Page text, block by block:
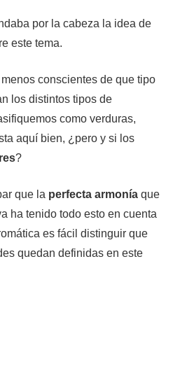
por la cabeza la idea de
este tema.
conscientes de que tipo
los distintos tipos de
como verduras,
aquí bien, ¿pero y si los
?
que la perfecta armoníaque
ha tenido todo esto en cuenta
es fácil distinguir que
quedan definidas en este